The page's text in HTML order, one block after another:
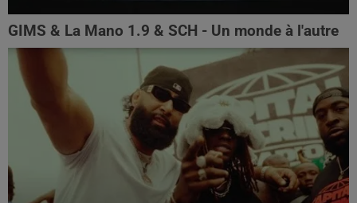
GIMS & La Mano 1.9 & SCH - Un monde à l'autre